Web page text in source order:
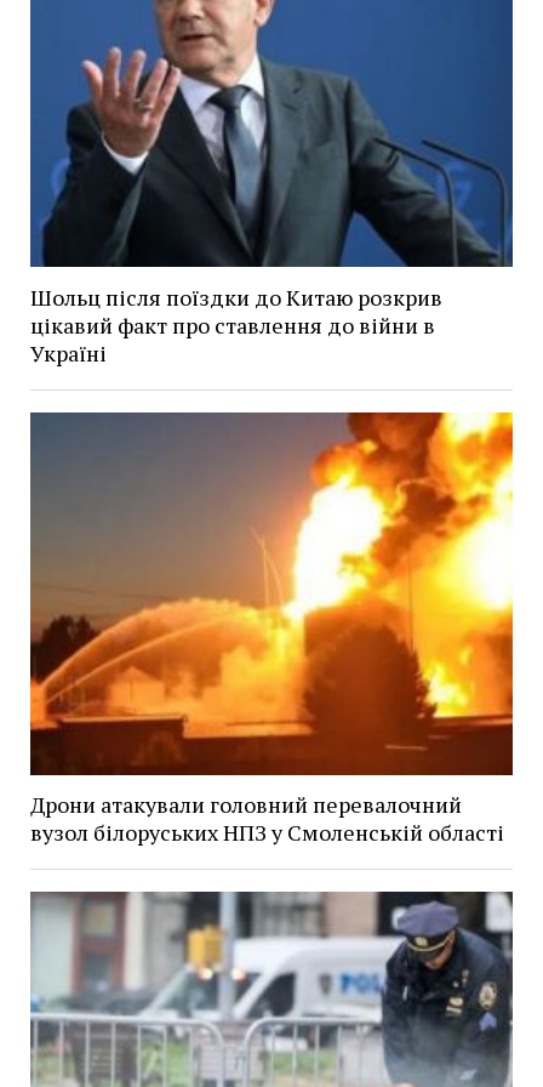
Шольц після поїздки до Китаю розкрив
цікавий факт про ставлення до війни в
Україні
Дрони атакували головний перевалочний
вузол білоруських НПЗ у Смоленській області